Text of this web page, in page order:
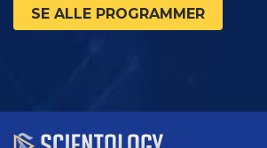
SE ALLE PROGRAMMER